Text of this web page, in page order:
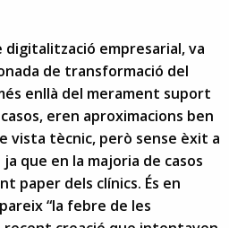
digitalització empresarial, va
de transformació del
enllà del merament suport
eren aproximacions ben
vista tècnic, però sense èxit a
que en la majoria de casos
paper dels clínics. És en
“la febre de les